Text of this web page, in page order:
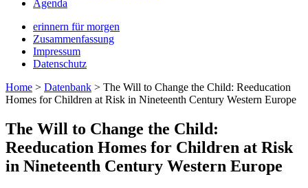
Agenda
erinnern für morgen
Zusammenfassung
Impressum
Datenschutz
Home > Datenbank > The Will to Change the Child: Reeducation
Homes for Children at Risk in Nineteenth Century Western Europe
The Will to Change the Child:
Reeducation Homes for Children at Risk
in Nineteenth Century Western Europe